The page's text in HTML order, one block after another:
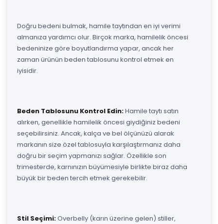
Doğru bedeni bulmak, hamile taytından en iyi verimi
almanıza yardımcı olur. Birçok marka, hamilelik öncesi
bedeninize göre boyutlandırma yapar, ancak her
zaman ürünün beden tablosunu kontrol etmek en
iyisidir.
Beden Tablosunu Kontrol Edin:Hamile taytı satın
alırken, genellikle hamilelik öncesi giydiğiniz bedeni
seçebilirsiniz. Ancak, kalça ve bel ölçünüzü alarak
markanın size özel tablosuyla karşılaştırmanız daha
doğru bir seçim yapmanızı sağlar. Özellikle son
trimesterde, karnınızın büyümesiyle birlikte biraz daha
büyük bir beden tercih etmek gerekebilir.
Stil Seçimi:Overbelly (karın üzerine gelen) stiller,